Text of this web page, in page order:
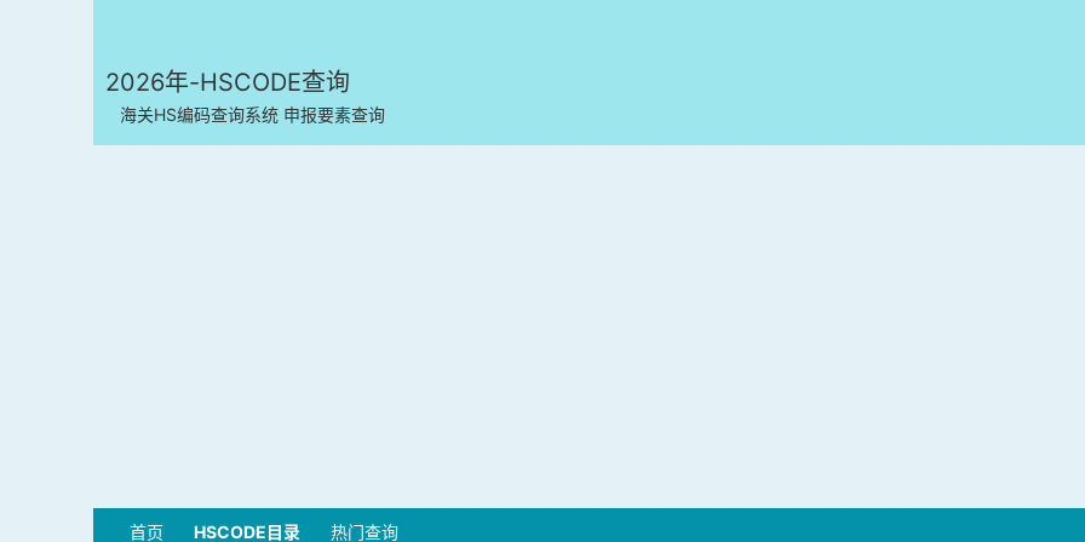
2026年-HSCODE查询
海关HS编码查询系统 申报要素查询
首页 HSCODE目录 热门查询